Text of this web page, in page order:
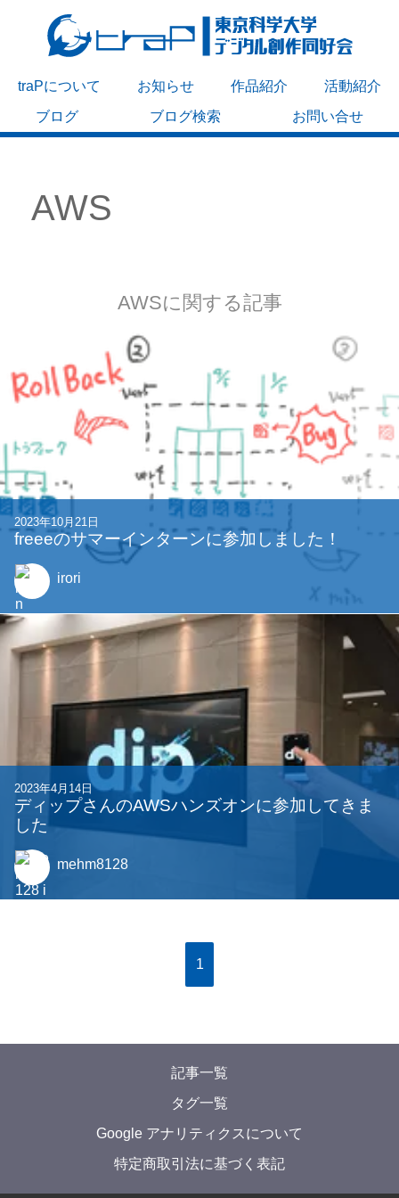
traPについて お知らせ 作品紹介
活動紹介
ブログ
ブログ検索 お問い合せ
AWS
AWSに関する記事
2023年10月21日
freeeのサマーインターンに参加しました！
irori
2023年4月14日
ディップさんのAWSハンズオンに参加してきま
した
mehm8128
1
記事一覧
タグ一覧
Google アナリティクスについて
特定商取引法に基づく表記